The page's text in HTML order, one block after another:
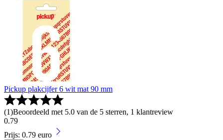
Pickup plakcijfer 6 wit mat 90 mm
(1)Beoordeeld met 5.0 van de 5 sterren, 1 klantreview
0.79
Prijs: 0.79 euro